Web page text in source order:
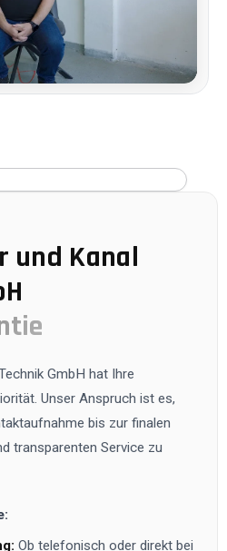
und Kanal
GmbH hat Ihre
Unser Anspruch ist es,
bis zur finalen
transparenten Service zu
Ob telefonisch oder direkt bei